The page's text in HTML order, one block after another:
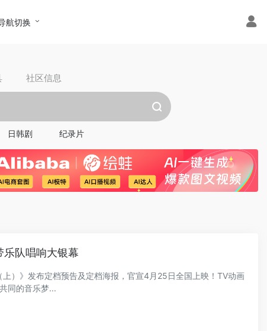
航切换
社区信息
日韩剧 纪录片
乐队唱响大银幕
）》发布定档预告及定档海报，官宣4月25日全国上映！TV动画
同的音乐梦...